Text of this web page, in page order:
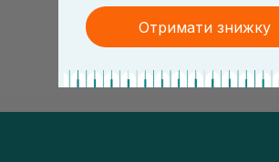
Отримати знижку